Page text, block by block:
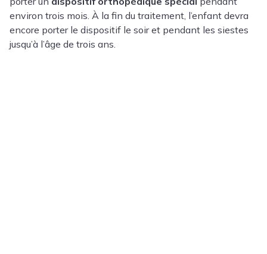
environ trois mois. À la fin du traitement, l’enfant devra
encore porter le dispositif le soir et pendant les siestes
jusqu’à l’âge de trois ans.